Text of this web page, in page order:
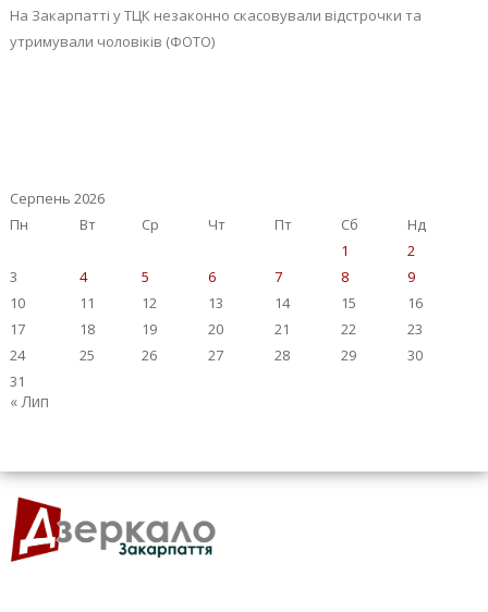
На Закарпатті у ТЦК незаконно скасовували відстрочки та
утримували чоловіків (ФОТО)
Серпень 2026
Пн
Вт Ср Чт Пт Сб
Нд
1
2
3
4 5 6 7 8
9
10
11 12 13 14 15
16
17
18 19 20 21 22
23
24
25 26 27 28 29
30
31
« Лип